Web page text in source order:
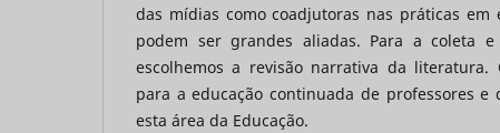
das mídias como coadjutoras nas práticas em
podem ser grandes aliadas. Para a coleta e
escolhemos a revisão narrativa da
para a educação continuada de professores
esta área da Educação.